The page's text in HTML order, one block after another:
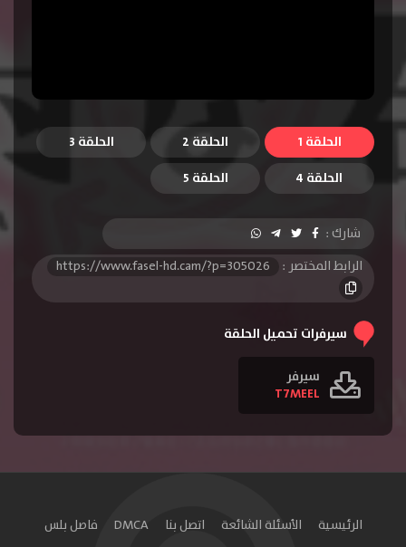
الحلقة 1 الحلقة 2
الحلقة 3
الحلقة 4
الحلقة 5
شارك :
الرابط المختصر :
https://www.fasel-hd.cam/?p=305026
سيرفرات تحميل الحلقة
سيرفر
T7MEEL
الرئيسية الأسئلة الشائعة اتصل بنا DMCA فاصل بلس